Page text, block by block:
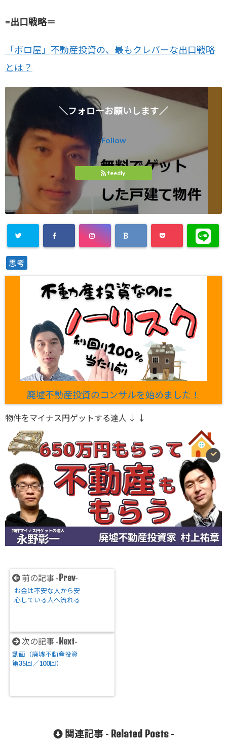
=出口戦略＝
「ボロ屋」不動産投資の、最もクレバーな出口戦略
とは？
＼フォローお願いします／
Follow
feedly
思考
廃墟不動産投資のコンサルを始めました！
物件をマイナス円ゲットする達人 ↓ ↓
前の記事 -Prev-
お金は不安な人から安
心している人へ流れる
次の記事 -Next-
動画（廃墟不動産投資
第35回／100回）
関連記事 - Related Posts-